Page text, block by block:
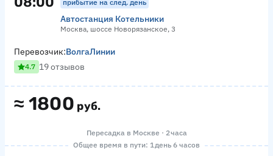
прибытие на след. день
Автостанция Котельники
Москва, шоссе Новорязанское, 3
≈ 1800 руб.
Перевозчик:ВолгаЛинии
4.7 19 отзывов
Пересадка в Москве · 2 часа
Общее время в пути: 1 день 6 часов